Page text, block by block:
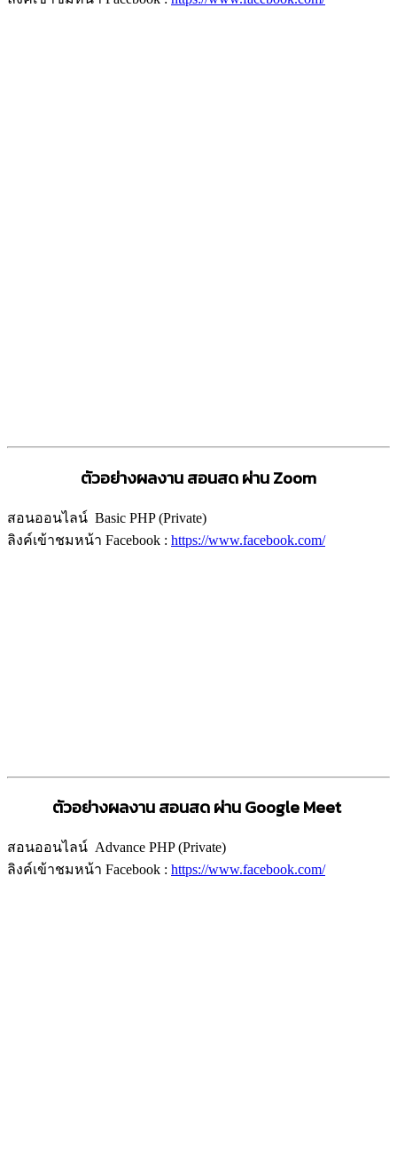
ตัวอย่างผลงาน สอนสด ผ่านZoom
สอนออนไลน์ Basic PHP (Private)
ลิงค์เข้าชมหน้า Facebook : https://www.facebook.com/
ตัวอย่างผลงาน สอนสด ผ่านGoogle Meet
สอนออนไลน์ Advance PHP (Private)
ลิงค์เข้าชมหน้า Facebook : https://www.facebook.com/